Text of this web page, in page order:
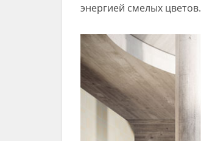
энергией смелых цветов.